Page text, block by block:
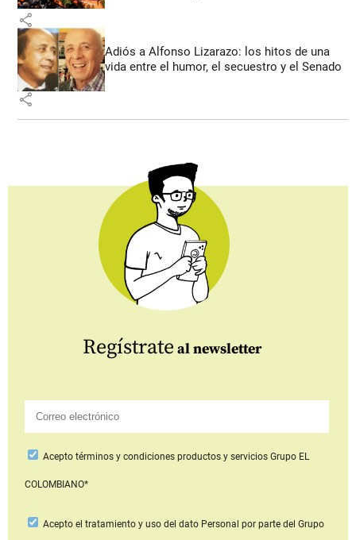
share
Adiós a Alfonso Lizarazo: los hitos de una
vida entre el humor, el secuestro y el Senado
share
Regístrate al newsletter
Aceptotérminos y condiciones productos y serviciosGrupo EL
COLOMBIANO*
Acepto el tratamiento y uso del dato Personal por parte del Grupo